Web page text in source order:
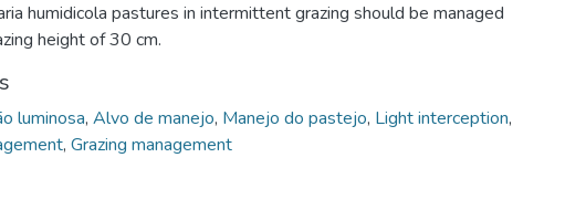
humidicola pastures in intermittent grazing should be managed
height of 30 cm.
luminosa, Alvo de manejo, Manejo do pastejo, Light interception,
, Grazing management